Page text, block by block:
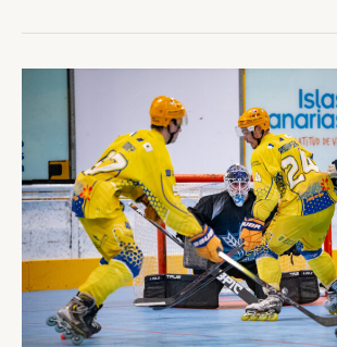
Hockey